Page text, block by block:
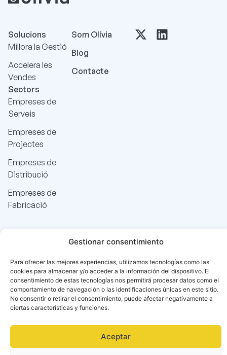
Gestionar consentimiento
Para ofrecer las mejores experiencias, utilizamos tecnologías como las
cookies para almacenar y/o acceder a la información del dispositivo. El
consentimiento de estas tecnologías nos permitirá procesar datos como el
comportamiento de navegación o las identificaciones únicas en este sitio.
No consentir o retirar el consentimiento, puede afectar negativamente a
ciertas características y funciones.
Aceptar
Solucions
Millora la Gestió
Accelera les
Vendes
Sectors
Empreses de
Serveis
Empreses de
Projectes
Empreses de
Distribució
Empreses de
Fabricació
Som Olívia
Blog
Contacte